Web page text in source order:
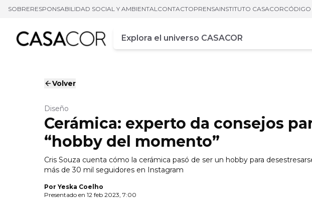
SOBRERESPONSABILIDAD SOCIAL Y AMBIENTALCONTACTOPRENSAINSTITUTO CASACORCÓDIGO
Campo de busca
Ingrese al menos tres caracteres
Volver
Diseño
Cerámica: experto da consejos
“hobby del momento”
Cris Souza cuenta cómo la cerámica pasó de ser un hobby para
más de 30 mil seguidores en Instagram
Por Yeska Coelho
Presentado en 12 feb 2023, 7:00